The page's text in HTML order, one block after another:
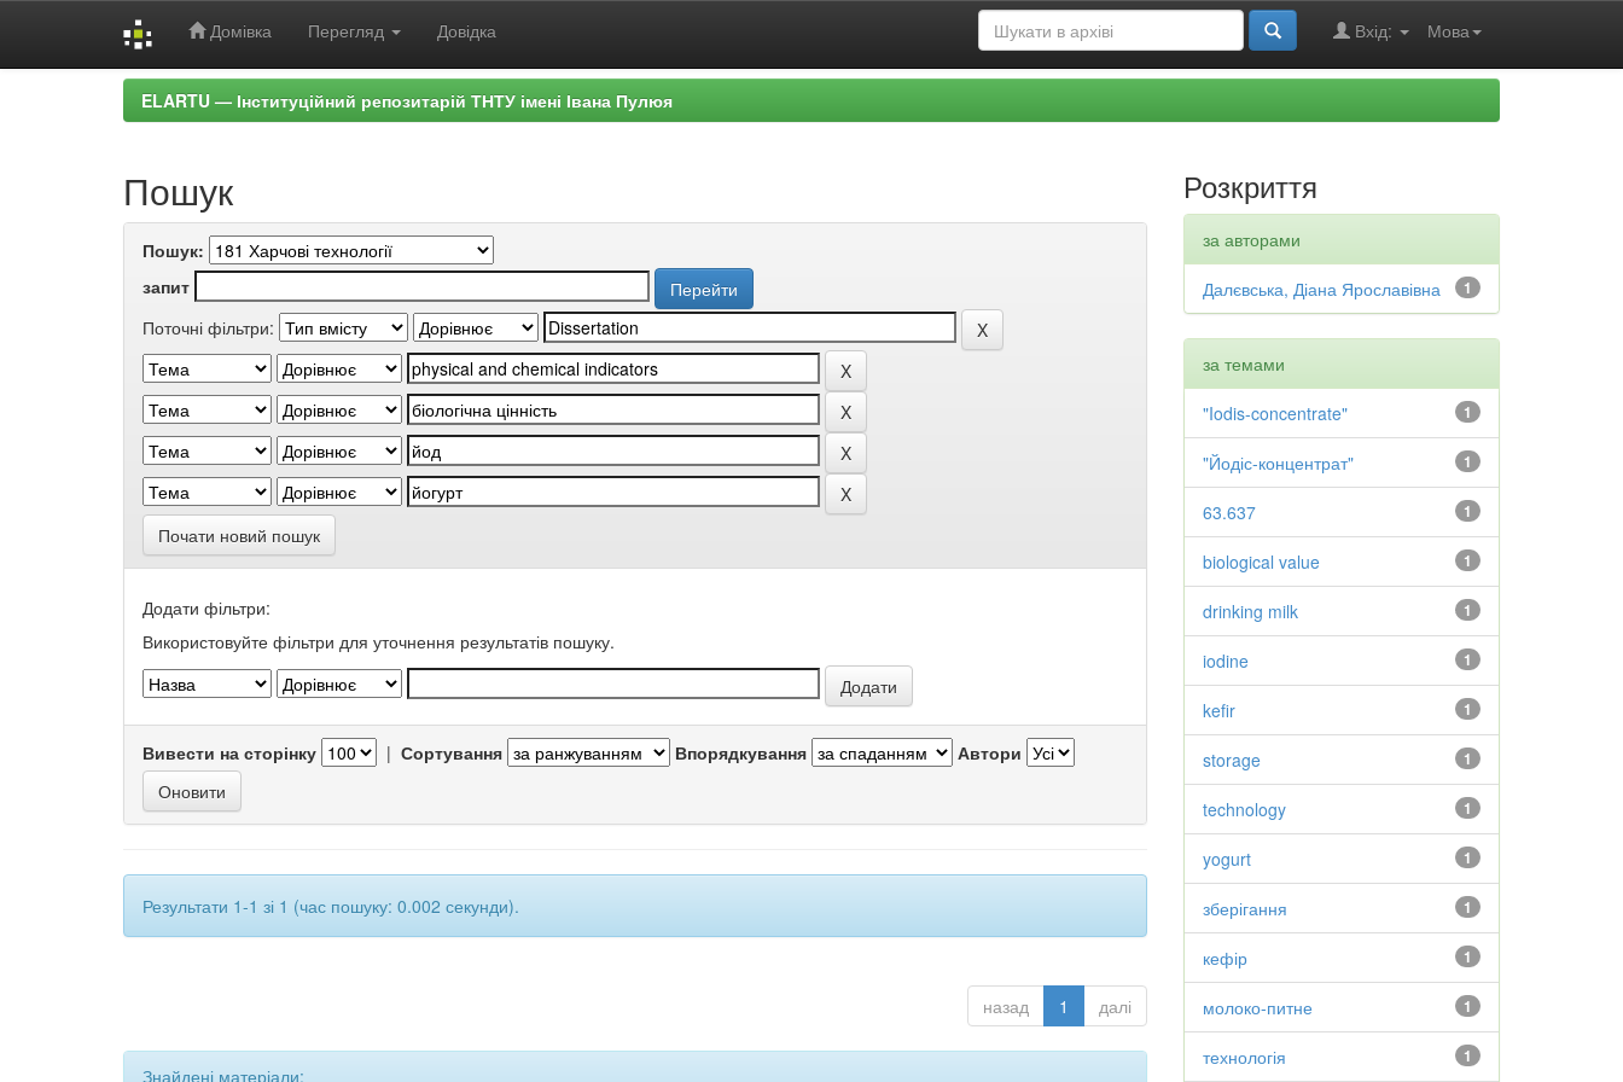
Домівка Перегляд Довідка Мова
Вхід:
ELARTU — Інституційний репозитарій ТНТУ імені Івана Пулюя
Пошук
Пошук:
запит
Поточні фільтри:
Почати новий пошук
Додати фільтри:
Використовуйте фільтри для уточнення результатів пошуку.
Вивести на сторінку | Сортування Впорядкування Автори
Результати 1-1 зі 1 (час пошуку: 0.002 секунди).
назад 1 далі
Знайдені матеріали:
Розкриття
за авторами
1
Далєвська, Діана Ярославівна
за темами
1
"Iodis-concentrate"
1
"Йодіс-концентрат"
1
63.637
1
biological value
1
drinking milk
1
iodine
1
kefir
1
storage
1
technology
1
yogurt
1
зберігання
1
кефір
1
молоко-питне
1
технологія